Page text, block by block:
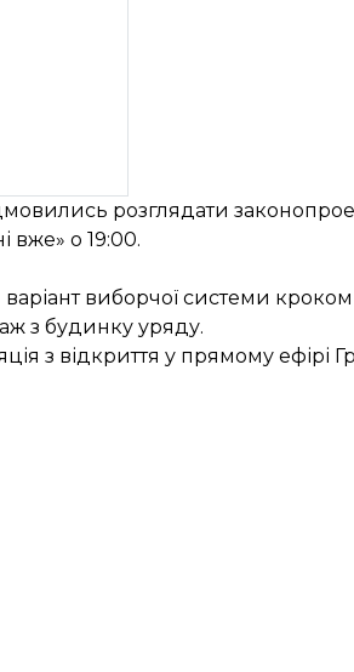
розглядати
вже» о 19:00.
виборчої системи кроком
з будинку уряду.
з відкриття у прямому ефірі